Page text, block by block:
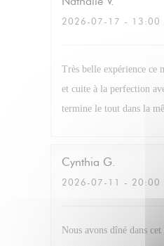
2026-07-17 - 13:00
Très belle expérience ce
et cuite à la perfection
termine le tout dans la
Cynthia G
2026-07-11 - 20:00
Nous avons dîné dans